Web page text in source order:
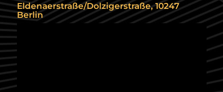
Eldenaerstraße/Dolzigerstraße, 10247
Berlin